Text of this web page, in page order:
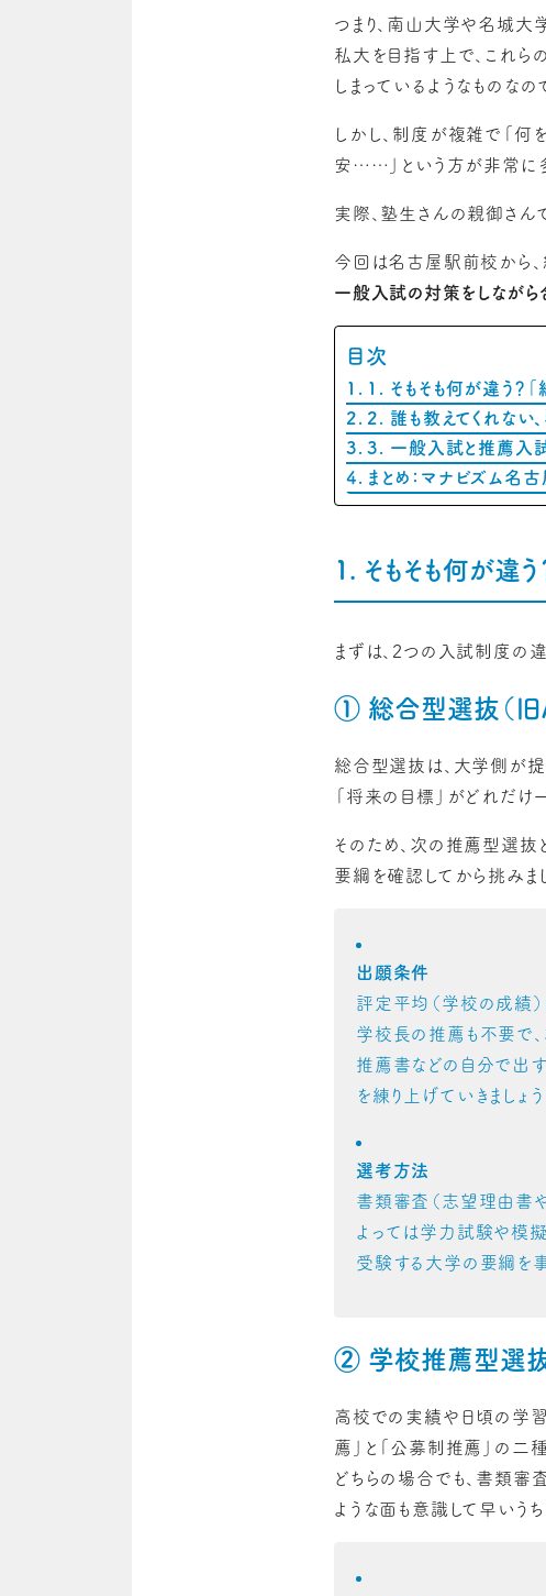
つまり、南山大学や名城
私大を目指す上で、これ
しまっているようなものなの
しかし、制度が複雑で「
安……」という方が非常に
実際、塾生さんの親御さん
今回は名古屋駅前校から
一般入試の対策をしながら
目次
1. そもそも何が違う？
2. 誰も教えてくれない、
3. 一般入試と推薦入試
まとめ：マナビズム名
1. そもそも何が違
まずは、2つの入試制度の違
① 総合型選抜（旧
総合型選抜は、大学側が提
「将来の目標」がどれだけ
そのため、次の推薦型選抜
要綱を確認してから挑みまし
出願条件
評定平均（学校の成績
学校長の推薦も不要で
推薦書などの自分で出
を練り上げていきましょう
選考方法
書類審査（志望理由書や
よっては学力試験や模擬
受験する大学の要綱を事
② 学校推薦型選抜
高校での実績や日頃の学
薦」と「公募制推薦」の二
どちらの場合でも、書類
ような面も意識して早いうち